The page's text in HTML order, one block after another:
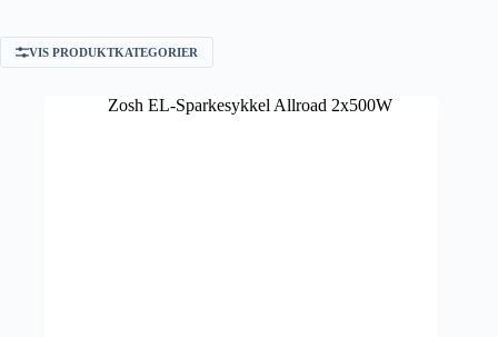
VIS PRODUKTKATEGORIER